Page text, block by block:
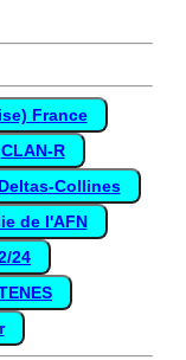
France
CLAN-R
Deltas-Collines
de l'AFN
24